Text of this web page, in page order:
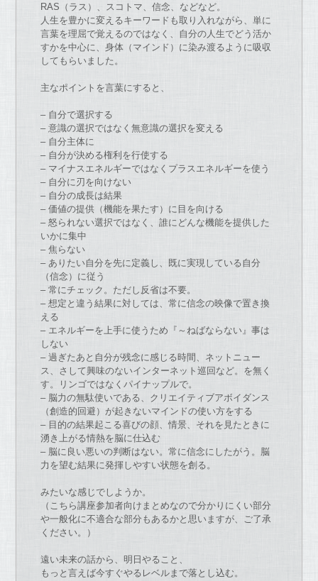
RAS（ラス）、スコトマ、信念、 な どな ど。
人生を豊かに変えるキーワードも取り入れながら、 単に
言葉を理屈で覚えるのではな く、 自分の人生でどう活か
すかを中心に、身体（マインド） に染み渡るように吸収
してもらいまし た。
主なポイントを言葉にすると、
– 自分で選択する
– 意識の選択ではな く無意識の選択を変える
– 自分主体に
– 自分が決める権利を行使する
– マイナスエネルギーではな くプラスエネルギーを使う
– 自分に刃を向けない
– 自分の成長は結果
– 価値の提供（機能を果たす）に目を向ける
– 怒られない選択ではな く、誰にどんな機能を提供し た
いかに集中
– 焦ら ない
– あり たい自分を先に定義し、既に実現している自分
（信念）に従う
– 常にチェック。 ただし反省は不要。
– 想定と違う結果に対しては、常に信念の映像で置き換
える
– エネルギーを上手に使う ため『～ねばな ら ない』事は
し ない
– 過ぎたあと自分が残念に感じる時間、ネットニュー
ス、 さして興味のないインターネット巡回 な ど。を無く
す。
リンゴではな くパイナップルで。
– 脳力の無駄使いである、クリエイティブアボイダンス
（創造的回避） が起き ないマインドの使い方をする
– 目的の結果起こる喜びの顔、情景、 それを見た ときに
湧き上がる情熱を脳に仕込む
– 脳に良い悪いの判断はない。常に信念にし たがう。 脳
力を望む結果に発揮しやすい状態を創る。
みたいな感じでしようか。
（ こちら講座参加者向けまとめなので分かりにくい部分
や一般化に不適合な部分もあるかと思いますが、ご了承
ください。）
遠い未来の話から、明日やること、
もっと言えば今すぐやるレベルま で落とし込む。